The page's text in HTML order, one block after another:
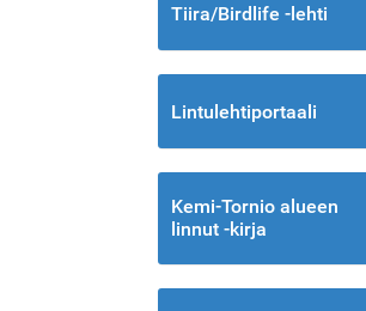
Tiira/Birdlife -lehti
Lintulehtiportaali
Kemi-Tornio alueen
linnut -kirja